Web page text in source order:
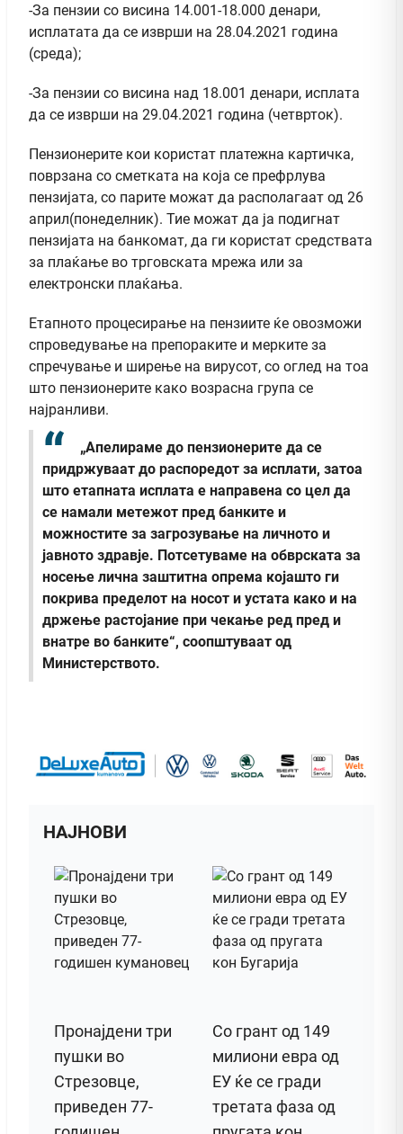
-За пензии со висина 14.001-18.000 денари,
исплатата да се изврши на 28.04.2021 година
(среда);
-За пензии со висина над 18.001 денари, исплата
да се изврши на 29.04.2021 година (четврток).
Пензионерите кои користат платежна картичка,
поврзана со сметката на која се префрлува
пензијата, со парите можат да располагаат од 26
април(понеделник). Тие можат да ја подигнат
пензијата на банкомат, да ги користат средствата
за плаќање во трговската мрежа или за
електронски плаќања.
Етапното процесирање на пензиите ќе овозможи
спроведување на препораките и мерките за
спречување и ширење на вирусот, со оглед на тоа
што пензионерите како возрасна група се
најранливи.
„Апелираме до пензионерите да се
придржуваат до распоредот за исплати, затоа
што етапната исплата е направена со цел да
се намали метежот пред банките и
можностите за загрозување на личното и
јавното здравје. Потсетуваме на обврската за
носење лична заштитна опрема којашто ги
покрива пределот на носот и устата како и на
држење растојание при чекање ред пред и
внатре во банките“, соопштуваат од
Министерството.
НАЈНОВИ
Пронајдени три
пушки во
Стрезовце,
приведен 77-
Со грант од 149
милиони евра од
ЕУ ќе се гради
третата фаза од